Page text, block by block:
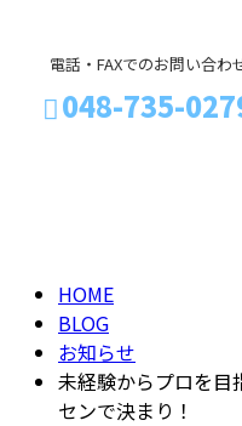
電話・FAXでのお問い合わ
048-735-
HOME
BLOG
お知らせ
未経験からプロを目
センで決まり！